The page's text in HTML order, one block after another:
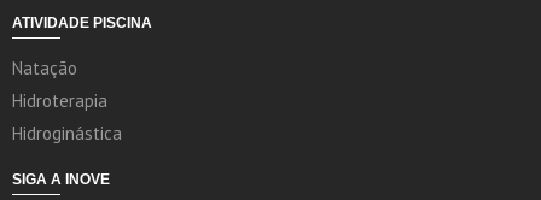
ATIVIDADE PISCINA
Natação
Hidroterapia
Hidroginástica
SIGA A INOVE